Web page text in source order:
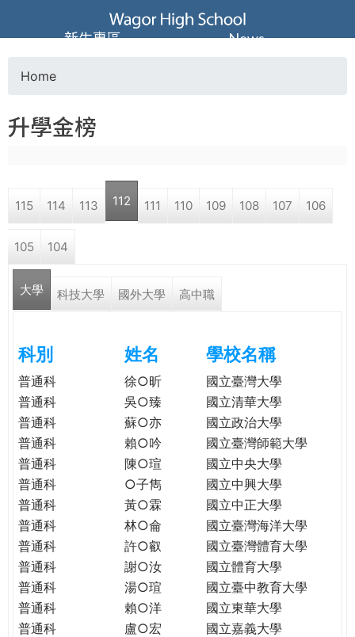
Jump to navigation
葳
格
高
學
格。
o
a
r
e
e
r
e
Home
升學金榜
115 114 113 112 111 110 109 108 107 106
105 104
大學 科技大學 國外大學 高中職
科別 姓名 學校名稱
普通科 徐○昕
國立臺灣大學
普通科
吳○臻
國立清華大學
普通科
蘇○亦
國立政治大學
普通科
賴○吟
國立臺灣師範大學
普通科
陳○瑄
國立中央大學
普通科
○子雋
國立中興大學
普通科
黃○霖
國立中正大學
普通科
林○侖
國立臺灣海洋大學
普通科
許○叡
國立臺灣體育大學
普通科
謝○汝
國立體育大學
普通科
湯○瑄
國立臺中教育大學
普通科
賴○洋
國立東華大學
普通科
盧○宏
國立嘉義大學
新生專區 News